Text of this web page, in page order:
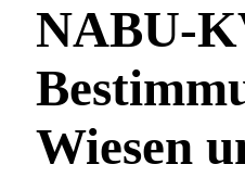
NABU-
Wiesen